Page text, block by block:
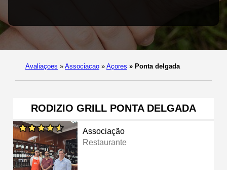
Avaliaçoes » Associacao » Açores » Ponta delgada
RODIZIO GRILL PONTA DELGADA
Associação
Restaurante